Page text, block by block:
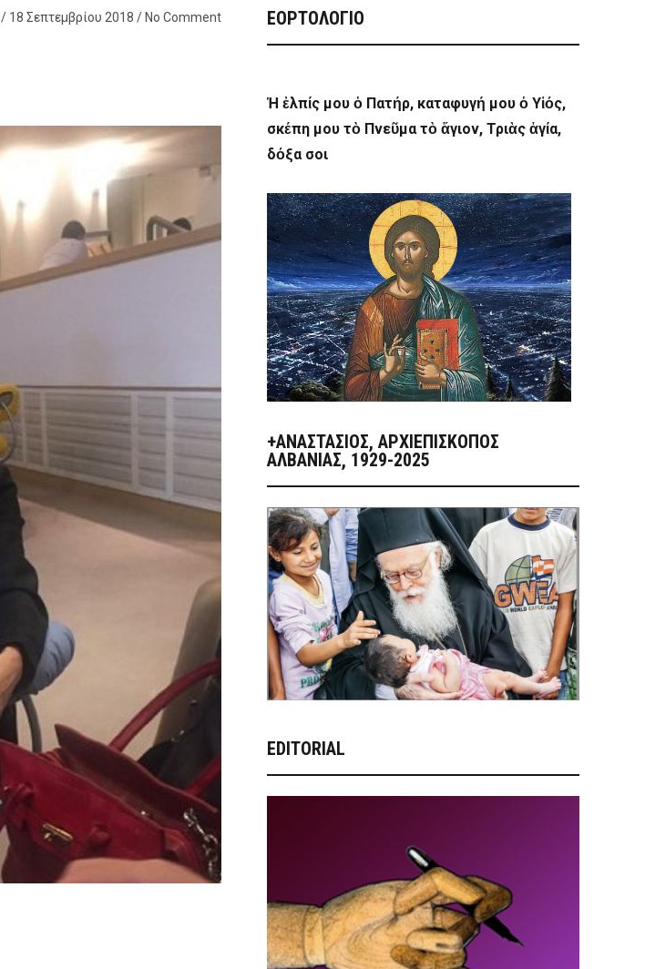
/ 18 Σεπτεμβρίου 2018 / No Comment ΕΟΡΤΟΛΟΓΙΟ
Ἡ ἐλπίς μου ὁ Πατήρ, καταφυγή μου ὁ Υἱός,
σκέπη μου τὸ Πνεῦμα τὸ ἅγιον, Τριὰς ἁγία,
δόξα σοι
+ΑΝΑΣΤΆΣΙΟΣ, ΑΡΧΙΕΠΊΣΚΟΠΟΣ
ΑΛΒΑΝΊΑΣ, 1929-2025
EDITORIAL